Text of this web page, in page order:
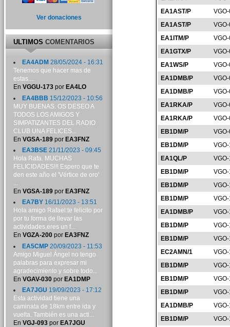
EA1AST/P
EA1AST/P
EA1ITM/P
EA1GTX/P
EA1WS/P
EA1DMB/P
EA1DMB/P
EA1RKA/P
EA1RKA/P
EB1DM/P
EB1DM/P
EA1QL/P
EB1DM/P
EB1DM/P
EB1DM/P
EA1DMB/P
VGO-
EB1DM/P
EB1DM/P
EC2AMN/1
EB1DM/P
EB1DM/P
EB1DM/P
EA1DMB/P
EB1DM/P
Ver donaciones
ULTIMOSCOMENTARIOS
EA4ADM 28/05/2024 - 16:31
Tenemos que hacer mas de
estas....
En VGGU-173por EA4LO
EA4BBB 15/12/2023 - 10:56
MUY BUENAS. OS DESEO A
TODOS LOS AMIGOS Y
SIMPATIZANTES DEL RADIO
CLUB UNA FELICES...
En VGSA-189por EA3FNZ
EA3BSE21/11/2023 - 09:45
Hola Rafa. MUCHAS
FELICIDADES!!! Espero que te
den este año el 'Vértice de oro'
...
En VGSA-189por EA3FNZ
EA7BY16/11/2023 - 13:51
Hola amigo Rafael:te felicito por
por tu forma de llevar las
actividades,eres un f...
En VGZA-200por EA3FNZ
EA5CMP20/09/2023 - 11:53
Amigo Miguel Ángel no tengo
palabras para expresar mi
agradecimiento y sobre todo...
En VGAV-030por EA1DMP
EA7JGU 19/09/2023 - 17:12
Esta actividad tiene una
caminata de 18km entre ida y
vuelta. También es una acti...
En VGJ-093por EA7JGU